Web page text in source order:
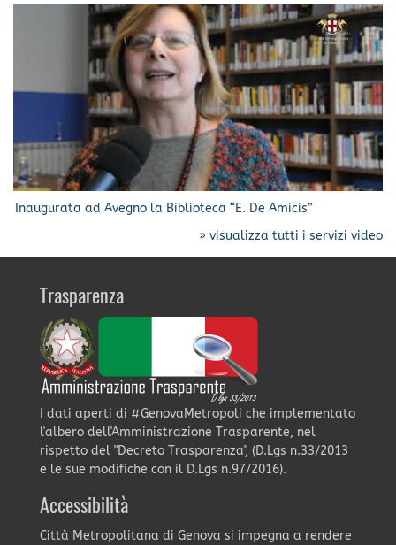
Inaugurata ad Avegno la Biblioteca “E. De Amicis”
» visualizza tutti i servizi video
Trasparenza
I dati aperti di #GenovaMetropoli che implementato
l'albero dell'Amministrazione Trasparente, nel
rispetto del "Decreto Trasparenza", (D.Lgs n.33/2013
e le sue modifiche con il D.Lgs n.97/2016).
Accessibilità
Città Metropolitana di Genova si impegna a rendere